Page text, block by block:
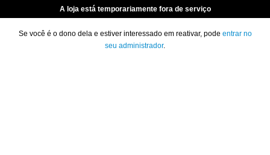
A loja está temporariamente fora de serviço
Se você é o dono dela e estiver interessado em reativar, pode entrar no
seu administrador.